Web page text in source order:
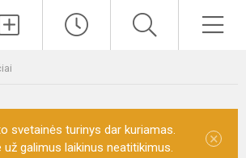
svetainės turinys dar kuriamas.
galimus laikinus neatitikimus.
×